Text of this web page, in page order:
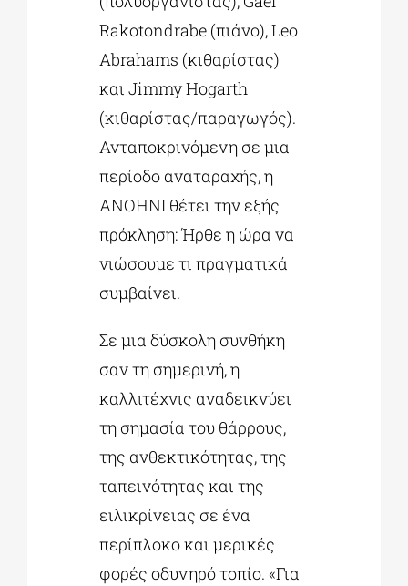
Rakotondrabe (πιάνο), Leo
Abrahams (κιθαρίστας)
και Jimmy Hogarth
(κιθαρίστας/παραγωγός).
Ανταποκρινόμενη σε μια
περίοδο αναταραχής, η
ANOHNI θέτει την εξής
πρόκληση: Ήρθε η ώρα να
νιώσουμε τι πραγματικά
συμβαίνει.
Σε μια δύσκολη συνθήκη
σαν τη σημερινή, η
καλλιτέχνις αναδεικνύει
τη σημασία του θάρρους,
της ανθεκτικότητας, της
ταπεινότητας και της
ειλικρίνειας σε ένα
περίπλοκο και μερικές
φορές οδυνηρό τοπίο. «Για